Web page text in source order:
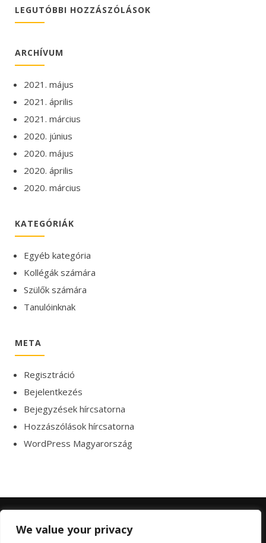
We value your privacy
LEGUTÓBBI HOZZÁSZÓLÁSOK
ARCHÍVUM
2021. május
2021. április
2021. március
2020. június
2020. május
2020. április
2020. március
KATEGÓRIÁK
Egyéb kategória
Kollégák számára
Szülők számára
Tanulóinknak
META
Regisztráció
Bejelentkezés
Bejegyzések hírcsatorna
Hozzászólások hírcsatorna
WordPress Magyarország